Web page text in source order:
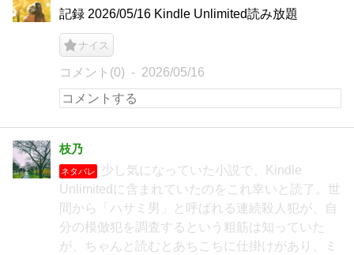
記録 2026/05/16 Kindle Unlimited読み放題
ナイス
コメント(0) 2026/05/16
枝乃
ネタバレ
少し気になっていた小説で、Kindle
Unlimitedに含まれていたのをこれ幸いと読了。世
間から「ハサミ男」と呼ばれる連続殺人犯が、自
分の模倣犯を調査するという粗筋は知っていた
が、ちゃんと読むとあちこちに仕掛けがあり、ミ